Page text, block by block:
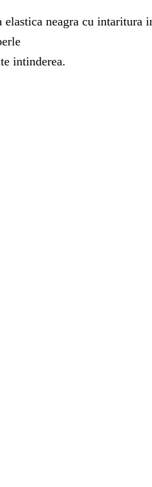
elastica neagra cu
intinderea.